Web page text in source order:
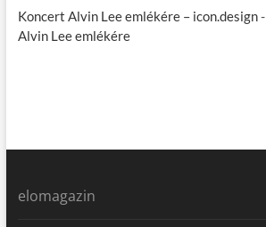
Koncert Alvin Lee emlékére – icon.design-
Alvin Lee emlékére
elomagazin